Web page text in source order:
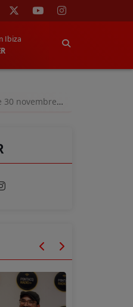
Ibiza
2025